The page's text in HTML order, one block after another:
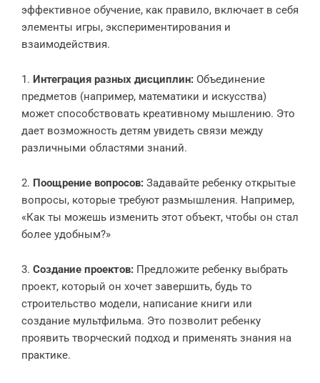
эффективное обучение, как правило, включает в себя
элементы игры, экспериментирования и
взаимодействия.
1. Интеграция разных дисциплин: Объединение
предметов (например, математики и искусства)
может способствовать креативному мышлению. Это
дает возможность детям увидеть связи между
различными областями знаний.
2. Поощрение вопросов: Задавайте ребенку открытые
вопросы, которые требуют размышления. Например,
«Как ты можешь изменить этот объект, чтобы он стал
более удобным?»
3. Создание проектов: Предложите ребенку выбрать
проект, который он хочет завершить, будь то
строительство модели, написание книги или
создание мультфильма. Это позволит ребенку
проявить творческий подход и применять знания на
практике.